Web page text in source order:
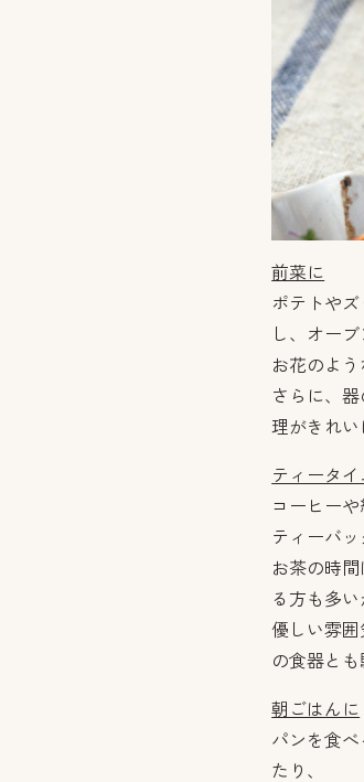
前菜に
ポテトや
し、オー
お花のよ
さらに、
理がきれい
ティータイ
コーヒー
ティーバッ
お茶の時
る方も多
優しい雰
の食器とも
朝ごはんに
パンを食
たり、